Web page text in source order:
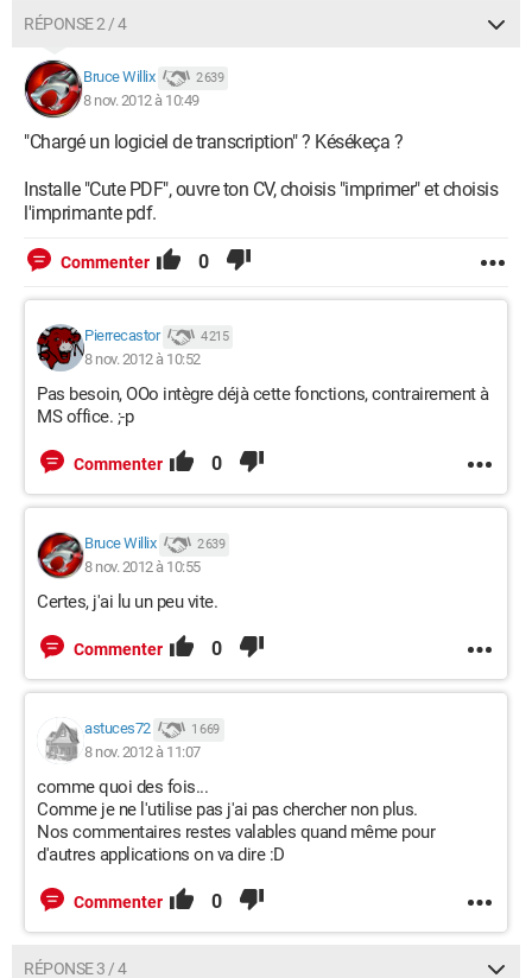
RÉPONSE 2 / 4
Bruce Willix 2 639
8 nov. 2012 à 10:49
"Chargé un logiciel de transcription" ? Késékeça ?
Installe "Cute PDF", ouvre ton CV, choisis "imprimer" et choisis
l'imprimante pdf.
Commenter 0
Pierrecastor 4 215
8 nov. 2012 à 10:52
Pas besoin, OOo intègre déjà cette fonctions, contrairement à
MS office. ;-p
Commenter 0
Bruce Willix 2 639
8 nov. 2012 à 10:55
Certes, j'ai lu un peu vite.
Commenter 0
astuces72 1 669
8 nov. 2012 à 11:07
comme quoi des fois...
Comme je ne l'utilise pas j'ai pas chercher non plus.
Nos commentaires restes valables quand même pour
d'autres applications on va dire :D
Commenter 0
RÉPONSE 3 / 4